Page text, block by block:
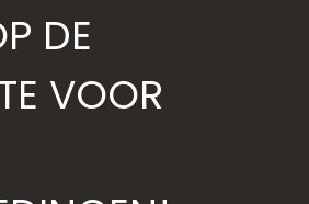
DE
VOOR